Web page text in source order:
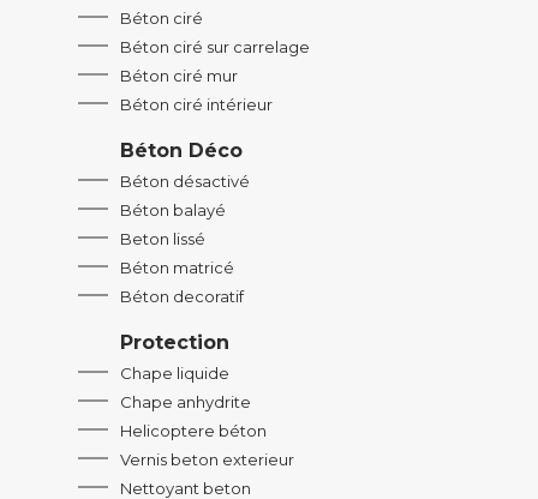
Béton ciré
Béton ciré sur carrelage
Béton ciré mur
Béton ciré intérieur
Béton Déco
Béton désactivé
Béton balayé
Beton lissé
Béton matricé
Béton decoratif
Protection
Chape liquide
Chape anhydrite
Helicoptere béton
Vernis beton exterieur
Nettoyant beton